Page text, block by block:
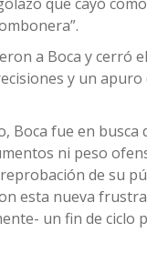
a Boca y cerró
y un apuro
Boca fue en busca
ni peso
de su
esta nueva
un fin de ciclo